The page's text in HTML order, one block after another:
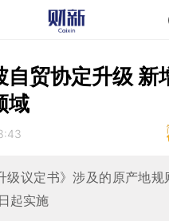
自贸协定升级 新
域
级议定书》涉及的原产地规
起实施